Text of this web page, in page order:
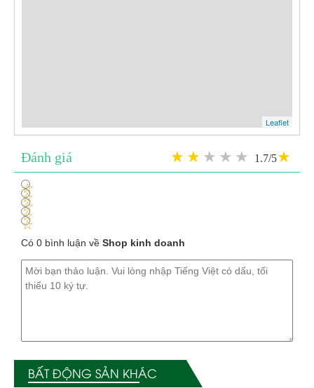
Leaflet
Đánh giá 1.7/5
1
2
3
4
5
Có 0 bình luận về Shop kinh doanh
BẤT ĐỘNG SẢN KHÁC